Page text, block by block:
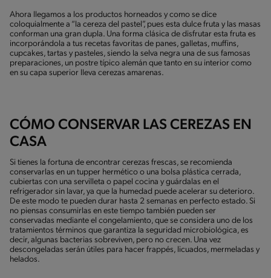
Ahora llegamos a los productos horneados y como se dice
coloquialmente a “la cereza del pastel”, pues esta dulce fruta y las masas
conforman una gran dupla. Una forma clásica de disfrutar esta fruta es
incorporándola a tus recetas favoritas de panes, galletas, muffins,
cupcakes, tartas y pasteles, siendo la selva negra una de sus famosas
preparaciones, un postre típico alemán que tanto en su interior como
en su capa superior lleva cerezas amarenas.
CÓMO CONSERVAR LAS CEREZAS EN
CASA
Si tienes la fortuna de encontrar cerezas frescas, se recomienda
conservarlas en un tupper hermético o una bolsa plástica cerrada,
cubiertas con una servilleta o papel cocina y guárdalas en el
refrigerador sin lavar, ya que la humedad puede acelerar su deterioro.
De este modo te pueden durar hasta 2 semanas en perfecto estado. Si
no piensas consumirlas en este tiempo también pueden ser
conservadas mediante el congelamiento, que se considera uno de los
tratamientos términos que garantiza la seguridad microbiológica, es
decir, algunas bacterias sobreviven, pero no crecen. Una vez
descongeladas serán útiles para hacer frappés, licuados, mermeladas y
helados.